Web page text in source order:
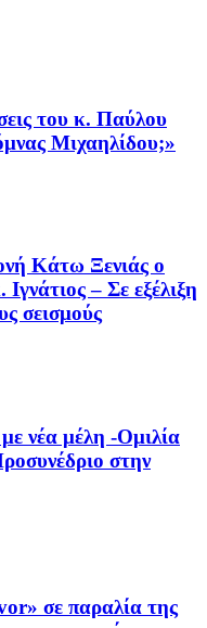
του κ. Παύλου
Μιχαηλίδου;»
Κάτω Ξενιάς ο
– Σε εξέλιξη
σεισμούς
νέα μέλη -Ομιλία
στην
σε παραλία της